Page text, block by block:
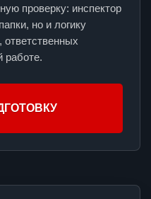
проверку: инспектор
но и логику
работе.